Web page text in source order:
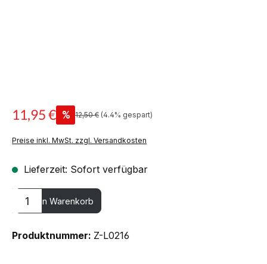
11,95 € % 12,50 € (4.4% gespart)
Preise inkl. MwSt. zzgl. Versandkosten
Lieferzeit: Sofort verfügbar
Produkt Anzahl: Gib den gewünschten Wert ein oder benutze
In den Warenkorb
Produktnummer: Z-L0216